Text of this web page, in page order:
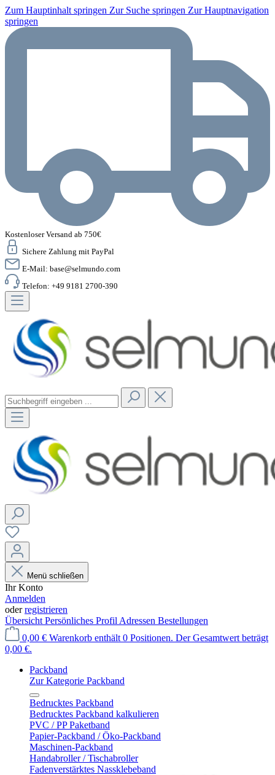
Zum Hauptinhalt springen Zur Suche springen Zur Hauptnavigation
springen
Kostenloser Versand ab 750€
Sichere Zahlung mit PayPal
E-Mail: base@selmundo.com
Telefon: +49 9181 2700-390
Menü schließen
Ihr Konto
Anmelden
oderregistrieren
Übersicht Persönliches Profil Adressen Bestellungen
0,00 € Warenkorb enthält 0 Positionen. Der Gesamtwert beträgt
0,00 €.
Packband
Zur Kategorie Packband
Bedrucktes Packband
Bedrucktes Packband kalkulieren
PVC / PP Paketband
Papier-Packband / Öko-Packband
Maschinen-Packband
Handabroller / Tischabroller
Fadenverstärktes Nassklebeband